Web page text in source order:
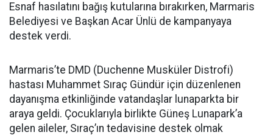
Esnaf hasılatını bağış kutularına bırakırken, Marmaris
Belediyesi ve Başkan Acar Ünlü de kampanyaya
destek verdi.
Marmaris’te DMD (Duchenne Musküler Distrofi)
hastası Muhammet Sıraç Gündür için düzenlenen
dayanışma etkinliğinde vatandaşlar lunaparkta bir
araya geldi. Çocuklarıyla birlikte Güneş Lunapark’a
gelen aileler, Sıraç’ın tedavisine destek olmak